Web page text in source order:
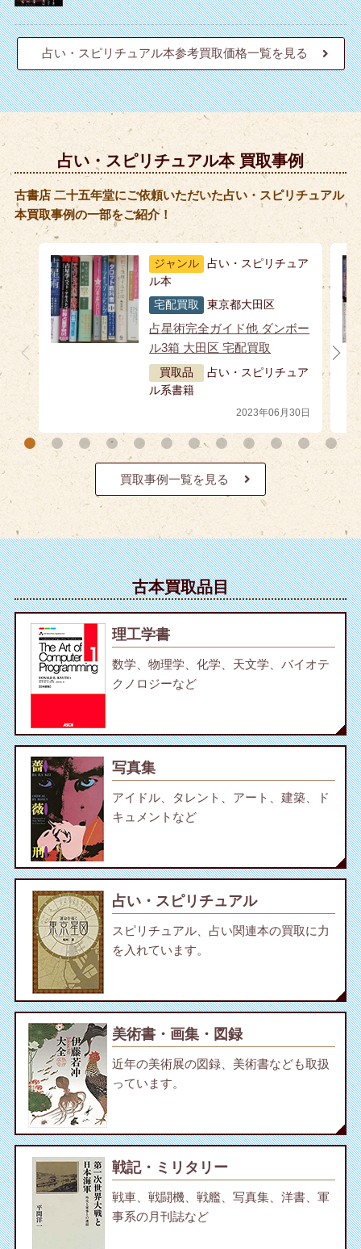
占い・スピリチュアル本参考買取価格一覧を見る
占い・スピリチュアル本 買取事例
古書店 二十五年堂にご依頼いただいた占い・スピリチュアル
本買取事例の一部をご紹介！
ジャンル
占い・スピリチュア
ル本
宅配買取
東京都大田区
占星術完全ガイド他 ダンボー
ル3箱 大田区 宅配買取
買取品
占い・スピリチュア
ル系書籍
2023年06月30日
買取事例一覧を見る
古本買取品目
理工学書
数学、物理学、化学、天文学、バイオテ
クノロジーなど
写真集
アイドル、タレント、アート、建築、ド
キュメントなど
占い・スピリチュアル
スピリチュアル、占い関連本の買取に力
を入れています。
美術書・画集・図録
近年の美術展の図録、美術書なども取扱
っています。
戦記・ミリタリー
戦車、戦闘機、戦艦、写真集、洋書、軍
事系の月刊誌など